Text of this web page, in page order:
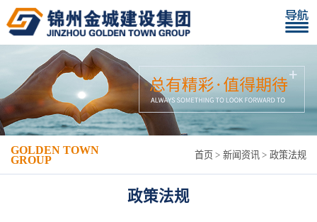
GOLDEN TOWN
GROUP
首页 新闻资讯 政策法规
政策法规